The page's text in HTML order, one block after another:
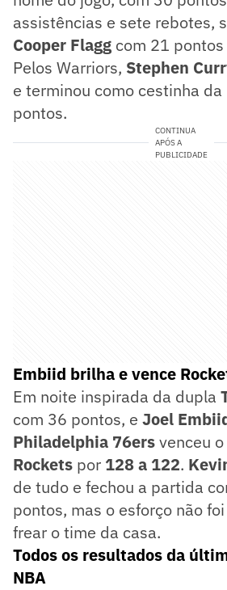
assistências e sete rebotes,
Cooper Flagg com 21
Pelos Warriors, Stephen
e terminou como cestinha
pontos.
CONTINUA
APÓS A
PUBLICIDADE
Embiid brilha e vence
Em noite inspirada da dupla
com 36 pontos, e Joel
Philadelphia 76ersvenceu o
Rockets por 128 a 122.
de tudo e fechou a partida
pontos, mas o esforço não
frear o time da casa.
Todos os resultados da
NBA